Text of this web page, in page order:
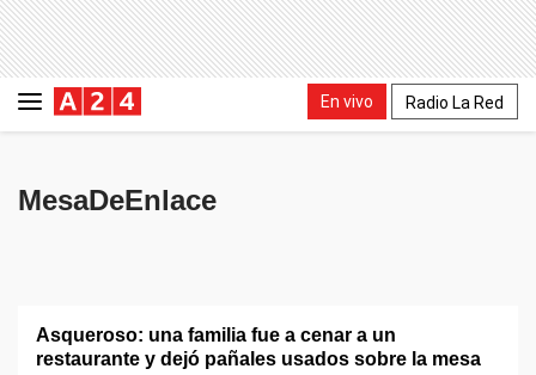
En vivo Radio La Red
MesaDeEnlace
Asqueroso: una familia fue a cenar a un
restaurante y dejó pañales usados sobre la mesa